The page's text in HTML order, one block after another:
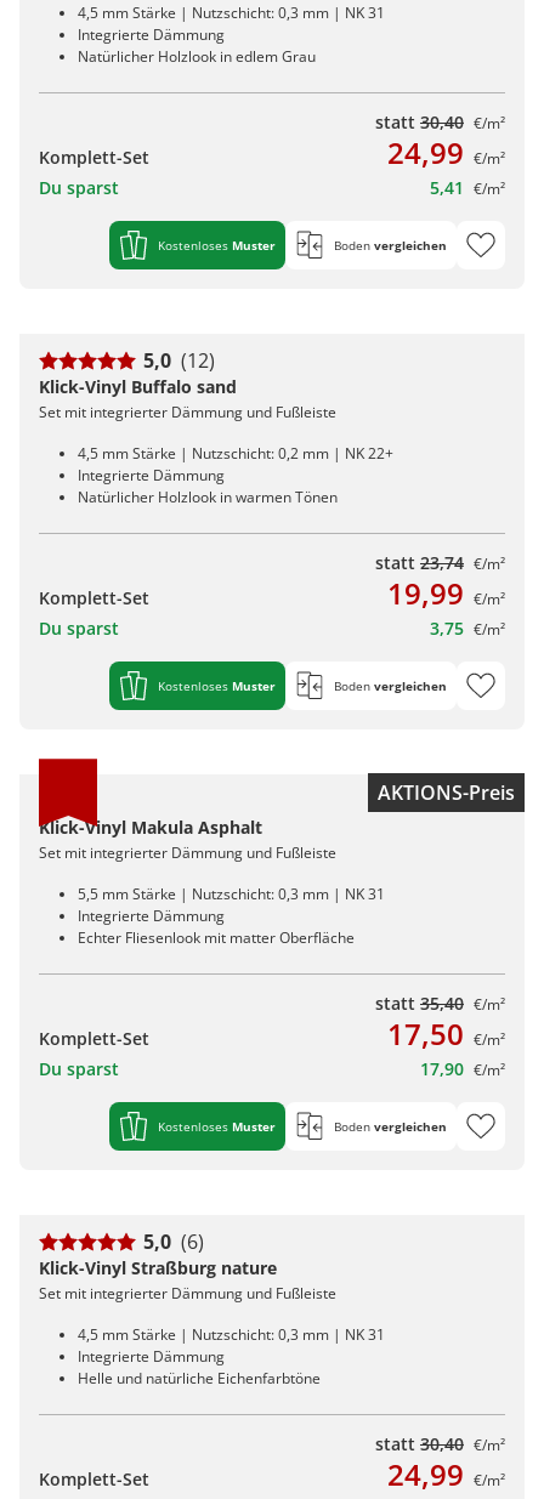
4,5 mm Stärke | Nutzschicht: 0,3 mm | NK 31
Integrierte Dämmung
Natürlicher Holzlook in edlem Grau
statt 30,40 €/m²
Komplett-Set 24,99 €/m²
Du sparst 5,41 €/m²
Kostenloses Muster Boden vergleichen
5,0 (12)
Klick-Vinyl Buffalo sand
Set mit integrierter Dämmung und Fußleiste
4,5 mm Stärke | Nutzschicht: 0,2 mm | NK 22+
Integrierte Dämmung
Natürlicher Holzlook in warmen Tönen
statt 23,74 €/m²
Komplett-Set 19,99 €/m²
Du sparst 3,75 €/m²
Kostenloses Muster Boden vergleichen
AKTIONS-Preis
Klick-Vinyl Makula Asphalt
Set mit integrierter Dämmung und Fußleiste
5,5 mm Stärke | Nutzschicht: 0,3 mm | NK 31
Integrierte Dämmung
Echter Fliesenlook mit matter Oberfläche
statt 35,40 €/m²
Komplett-Set 17,50 €/m²
Du sparst 17,90 €/m²
Kostenloses Muster Boden vergleichen
5,0 (6)
Klick-Vinyl Straßburg nature
Set mit integrierter Dämmung und Fußleiste
4,5 mm Stärke | Nutzschicht: 0,3 mm | NK 31
Integrierte Dämmung
Helle und natürliche Eichenfarbtöne
statt 30,40 €/m²
Komplett-Set 24,99 €/m²